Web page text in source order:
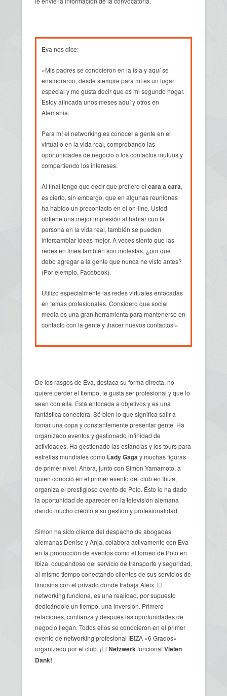
Eva nos dice:
«Mis padres se conocieron en la isla y aquí se
enamoraron, desde siempre para mí es un lugar
especial y me gusta decir que es mi segundo hogar.
Estoy afincada unos meses aquí y otros en
Alemania.
Para mí el networking es conocer a gente en el
virtual o en la vida real, comprobando las
oportunidades de negocio o los contactos mutuos y
compartiendo los intereses.
Al final tengo que decir que prefiero el cara a cara,
es cierto, sin embargo, que en algunas reuniones
ha habido un precontacto en el on-line. Usted
obtiene una mejor impresión al hablar con la
persona en la vida real, también se pueden
intercambiar ideas mejor. A veces siento que las
redes en línea también son molestas, ¿por qué
debo agregar a la gente que nunca he visto antes?
(Por ejemplo, Facebook).
Utilizo especialmente las redes virtuales enfocadas
en temas profesionales. Considero que social
media es una gran herramienta para mantenerse en
contacto con la gente y ¡hacer nuevos contactos!»
De los rasgos de Eva, destaca su forma directa, no
quiere perder el tiempo, le gusta ser profesional y que lo
sean con ella. Está enfocada a objetivos y es una
fantástica conectora. Sé bien lo que significa salir a
tomar una copa y constantemente presentar gente. Ha
organizado eventos y gestionado infinidad de
actividades. Ha gestionado las estancias y los tours para
estrellas mundiales como Lady Gagay muchas figuras
de primer nivel. Ahora, junto con Simon Yamamoto, a
quien conoció en el primer evento del club en Ibiza,
organiza el prestigioso evento de Polo. Ésto le ha dado
la oportunidad de aparecer en la televisión alemana
dando mucho crédito a su gestión y profesionalidad.
Simon ha sido cliente del despacho de abogadas
alemanas Denise y Anja, colabora activamente con Eva
en la producción de eventos como el torneo de Polo en
Ibiza, ocupándose del servicio de transporte y seguridad,
al mismo tiempo conectando clientes de sus servicios de
limosina con el privado donde trabaja Aleix. El
networking funciona, es una realidad, por supuesto
dedicándole un tiempo, una inversión. Primero
relaciones, confianza y después las oportunidades de
negocio llegan. Todos ellos se conocieron en el primer
evento de networking profesional IBIZA «6 Grados»
organizado por el club. ¡El Netzwerkfunciona!Vielen
Dank!